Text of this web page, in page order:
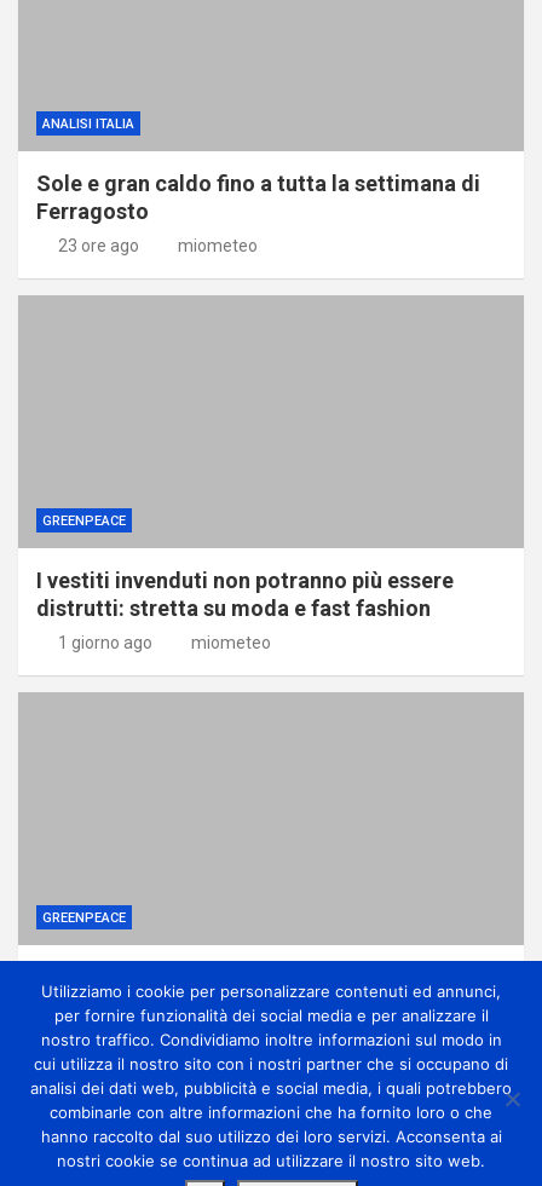
ANALISI ITALIA
Sole e gran caldo fino a tutta la settimana di
Ferragosto
23 ore ago miometeo
GREENPEACE
I vestiti invenduti non potranno più essere
distrutti: stretta su moda e fast fashion
1 giorno ago miometeo
GREENPEACE
all’ennesima accelerazione senza dati certi
1 giorno ago miometeo
Copyright Miometeo © All rights reserved | Theme by
Utilizziamo i cookie per personalizzare contenuti ed annunci,
per fornire funzionalità dei social media e per analizzare il
nostro traffico. Condividiamo inoltre informazioni sul modo in
cui utilizza il nostro sito con i nostri partner che si occupano di
analisi dei dati web, pubblicità e social media, i quali potrebbero
combinarle con altre informazioni che ha fornito loro o che
hanno raccolto dal suo utilizzo dei loro servizi. Acconsenta ai
nostri cookie se continua ad utilizzare il nostro sito web.